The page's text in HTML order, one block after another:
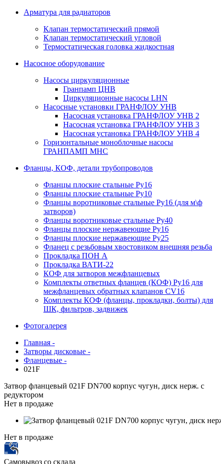
Арматура для радиаторов
Клапан термостатический прямой
Клапан термостатический угловой
Термостатическая головка жидкостная
Насосное оборудование
Насосы циркуляционные
Гранпамп ЦНВ
Циркуляционные насосы LHN
Насосные установки ГРАНФЛОУ УНВ
Насосная установка ГРАНФЛОУ УНВ 2
Насосная установка ГРАНФЛОУ УНВ 3
Насосная установка ГРАНФЛОУ УНВ 4
Горизонтальные моноблочные насосы
ГРАНПАМП МНС
Фланцы, КОФ, детали трубопроводов
Фланцы плоские стальные Ру16
Фланцы плоские стальные Ру10
Фланцы воротниковые стальные Ру16 (для м\ф
затворов)
Фланцы воротниковые стальные Ру40
Фланцы плоские нержавеющие Ру16
Фланцы плоские нержавеющие Ру25
Фланец с резьбовым хвостовиком внешняя резьба
Прокладка ПОН А
Прокладка ВАТИ-22
КОФ для затворов межфланцевых
Комплекты ответных фланцев (КОФ) Ру16 для
межфланцевых обратных клапанов CV16
Комплекты КОФ (фланцы, прокладки, болты) для
ШК, фильтров, задвижек
Фотогалерея
Главная -
Затворы дисковые -
Фланцевые -
021F
Затвор фланцевый 021F DN700 корпус чугун, диск нерж. с
редуктором
Нет в продаже
Нет в продаже
Самовывоз со склада